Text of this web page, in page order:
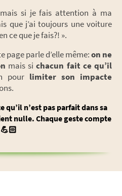
si je fais attention à ma
que j’ai toujours une voiture
ce que je fais?! ».
parle d’elle même:on ne
mais sichacun fait ce qu’il
pour limiter son impacte
qu’il n’est pas parfait dans sa
nulle. Chaque geste compte
💪🏻